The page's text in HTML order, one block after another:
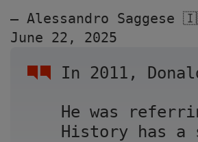
In 2011,
He was
History has a
— Alessandro Saggese
June 22, 2025